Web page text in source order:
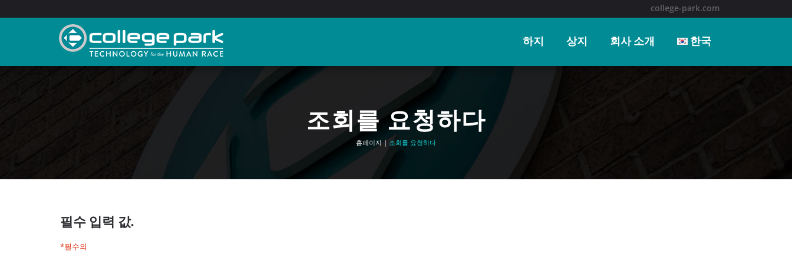
college-park.com
하지 상지 회사 소개 한국
조회를 요청하다
홈페이지| 조회를 요청하다
필수 입력 값.
*필수의